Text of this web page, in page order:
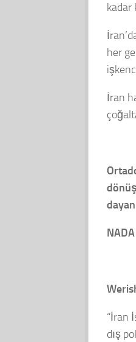
kadar
her
İran
“İran
dış